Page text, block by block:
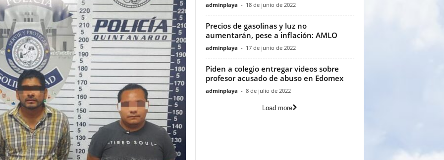
adminplaya - 18 de junio de 2022
Precios de gasolinas y luz no
aumentarán, pese a inflación: AMLO
adminplaya - 17 de junio de 2022
Piden a colegio entregar videos sobre
profesor acusado de abuso en Edomex
adminplaya - 8 de julio de 2022
Load more